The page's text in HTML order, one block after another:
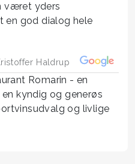
været yders
en god dialog hele
Haldrup
Romarin - en
kyndig og generøs
og livlige